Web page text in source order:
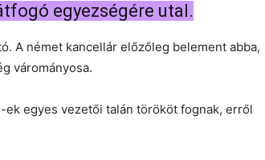
egyezségére utal.
A német kancellár előzőleg belement abba,
várományosa.
egyes vezetői talán törököt fognak, erről